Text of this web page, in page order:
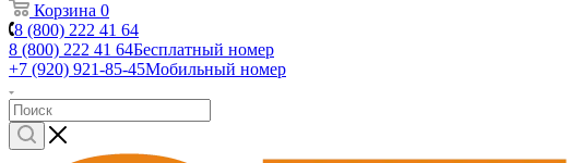
Корзина 0
8 (800) 222 41 64
8 (800) 222 41 64Бесплатный номер
+7 (920) 921-85-45Мобильный номер